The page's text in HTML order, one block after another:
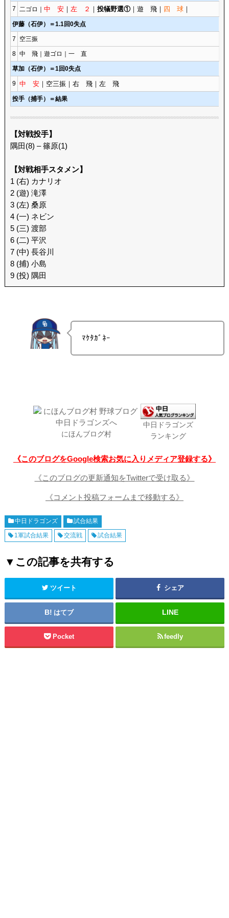
7 二ゴロ｜ 中 安｜ 左 ２ ｜ 投犠野選①｜遊 飛｜ 四 球｜
伊藤（石伊）＝1.1回0失点
7 空三振
8 中 飛｜遊ゴロ｜一 直
草加（石伊）＝1回0失点
9 中 安｜空三振｜右 飛｜左 飛
投手（捕手）＝結果
【対戦投手】
隅田(8) – 篠原(1)
【対戦相手スタメン】
1 (右) カナリオ
2 (遊) 滝澤
3 (左) 桑原
4 (一) ネビン
5 (三) 渡部
6 (二) 平沢
7 (中) 長谷川
8 (捕) 小島
9 (投) 隅田
ﾏｹﾀｶﾞﾈｰ
にほんブログ村
中日ドラゴンズ
ランキング
《このブログをGoogle検索お気に入りメディア登録する》
《このブログの更新通知をTwitterで受け取る》
《コメント投稿フォームまで移動する》
中日ドラゴンズ
試合結果
1軍試合結果
交流戦 試合結果
▼この記事を共有する
ツイート シェア
はてブ
Pocket feedly